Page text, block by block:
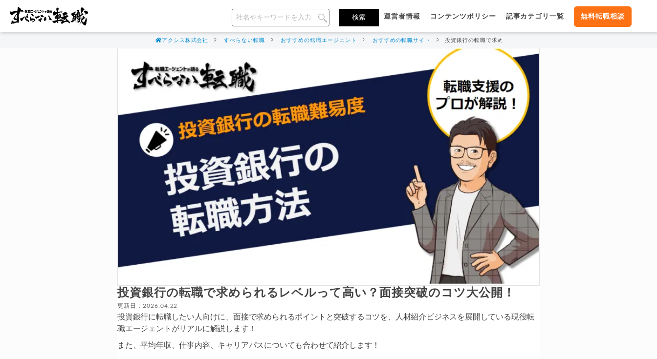
運営者情報 コンテンツポリシー 記事カテゴリ一覧 無料転職相談
アクシス株式会社 すべらない転職 おすすめの転職エージェント おすすめの転職サイト 投資銀行の転職で求められるレベルって高い？面接突破のコツ大公開！
投資銀行の転職で求められるレベルって高い？面接突破のコツ大公開！
更新日：2026.04.22
投資銀行に転職したい人向けに、面接で求められるポイントと突破するコツを、人材紹介ビジネスを展開している現役転
職エージェントがリアルに解説します！
また、平均年収、仕事内容、キャリアパスについても合わせて紹介します！